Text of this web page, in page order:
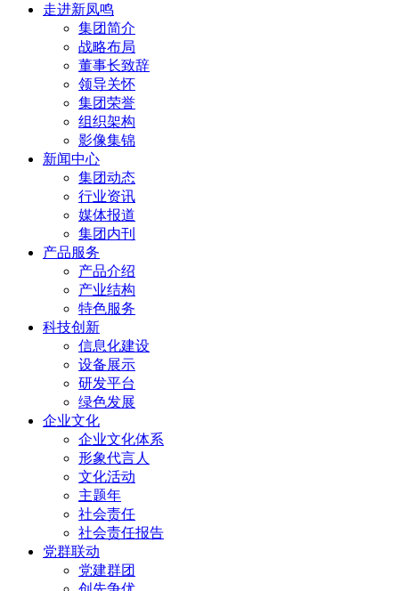
走进新凤鸣
集团简介
战略布局
董事长致辞
领导关怀
集团荣誉
组织架构
影像集锦
新闻中心
集团动态
行业资讯
媒体报道
集团内刊
产品服务
产品介绍
产业结构
特色服务
科技创新
信息化建设
设备展示
研发平台
绿色发展
企业文化
企业文化体系
形象代言人
文化活动
主题年
社会责任
社会责任报告
党群联动
党建群团